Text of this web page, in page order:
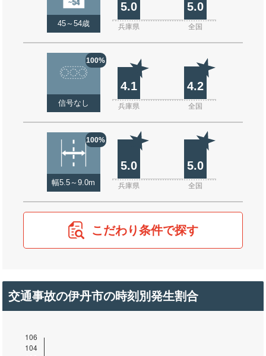
45～54歳
5.0 5.0
兵庫県 全国
100%
信号なし
4.1 4.2
兵庫県 全国
100%
幅5.5～9.0m
5.0 5.0
兵庫県 全国
こだわり条件で探す
交通事故の伊丹市の時刻別発生割合